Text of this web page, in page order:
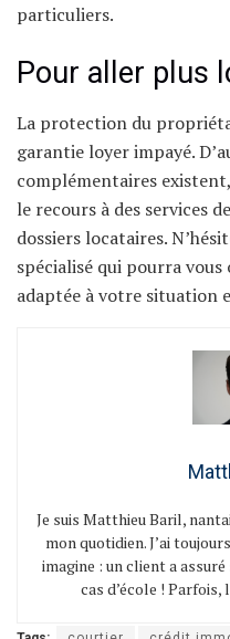
particuliers.
Pour aller plus
La protection du
garantie loyer impayé.
complémentaires
le recours à des services
dossiers locataires.
spécialisé qui pourra
adaptée à votre situation
Je suis Matthieu Baril,
mon quotidien. J’ai
imagine : un client a
cas d’école !